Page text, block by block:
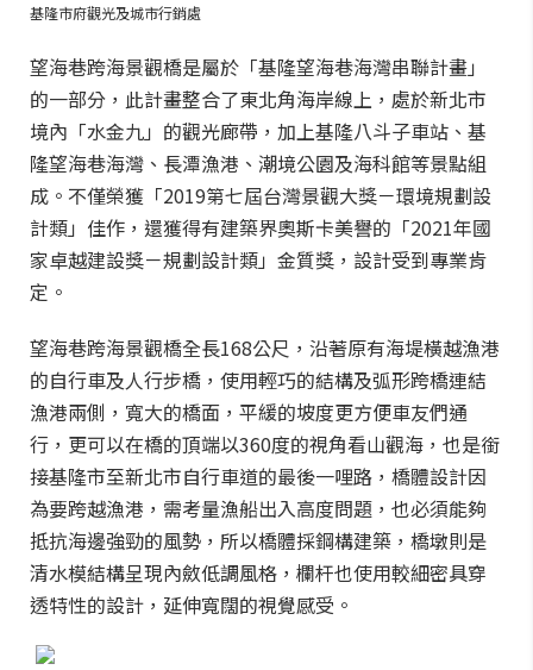
基隆市府觀光及城市行銷處
望海巷跨海景觀橋是屬於「基隆望海巷海灣串聯計畫」
的一部分，此計畫整合了東北角海岸線上，處於新北市
境內「水金九」的觀光廊帶，加上基隆八斗子車站、基
隆望海巷海灣、長潭漁港、潮境公園及海科館等景點組
成。不僅榮獲「2019第七屆台灣景觀大獎－環境規劃設
計類」佳作，還獲得有建築界奧斯卡美譽的「2021年國
家卓越建設獎－規劃設計類」金質獎，設計受到專業肯
定。
望海巷跨海景觀橋全長168公尺，沿著原有海堤橫越漁港
的自行車及人行步橋，使用輕巧的結構及弧形跨橋連結
漁港兩側，寬大的橋面，平緩的坡度更方便車友們通
行，更可以在橋的頂端以360度的視角看山觀海，也是銜
接基隆市至新北市自行車道的最後一哩路，橋體設計因
為要跨越漁港，需考量漁船出入高度問題，也必須能夠
抵抗海邊強勁的風勢，所以橋體採鋼構建築，橋墩則是
清水模結構呈現內斂低調風格，欄杆也使用較細密具穿
透特性的設計，延伸寬闊的視覺感受。